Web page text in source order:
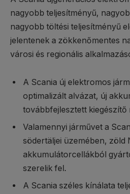
nagyobb teljesítményű,
nagyobb töltési teljesítményű
jelentenek a zökkenőmentes
városi és regionális
A Scania új elektromos
optimalizált alvázat, új
továbbfejlesztett
Valamennyi járművet a
södertäljei üzemében, zöld
akkumulátorcellákból
szerelik fel.
A Scania széles kínálata